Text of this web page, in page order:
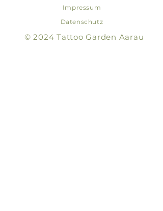
Impressum
Datenschutz
© 2024 Tattoo Garden Aarau